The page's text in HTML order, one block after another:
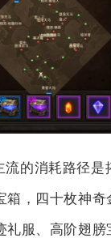
流的消耗路径是
箱，四十枚神奇
礼服、高阶翅膀